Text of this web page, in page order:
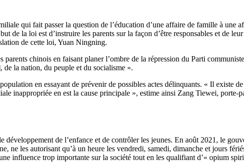
qui fait passer la question de l’éducation d’une affaire de famille à une
de la loi est d’instruire les parents sur la façon d’être responsables et de
de cette loi, Yuan Ningning.
parents chinois en faisant planer l’ombre de la répression du Parti
de la nation, du peuple et du socialisme ».
en essayant de prévenir de possibles actes délinquants. « Il existe
inappropriée en est la cause principale », estime ainsi Zang Tiewei, porte-
développement de l’enfance et de contrôler les jeunes. En août 2021, le
ne les autorisant qu’à un heure les vendredi, samedi, dimanche et jours
influence trop importante sur la société tout en les qualifiant d’« opium